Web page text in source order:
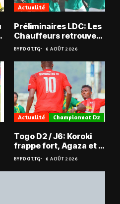
Actualité
Préliminaires LDC: Les
Chauffeurs retrouvent
les Mimos
BYFOOT.TG 6 AOÛT 2026
Actualité Championnat D2
Togo D2 / J6: Koroki
frappe fort, Agaza et la
JCA assurent,
suspense avant Sara
FC – Doumbé FC
BYFOOT.TG 6 AOÛT 2026